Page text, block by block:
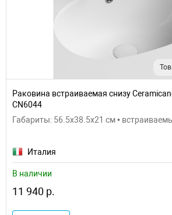
Раковина встраиваемая снизу
CN6044
Габариты: 56.5x38.5x21 см •
Италия
В наличии
11 940 р.